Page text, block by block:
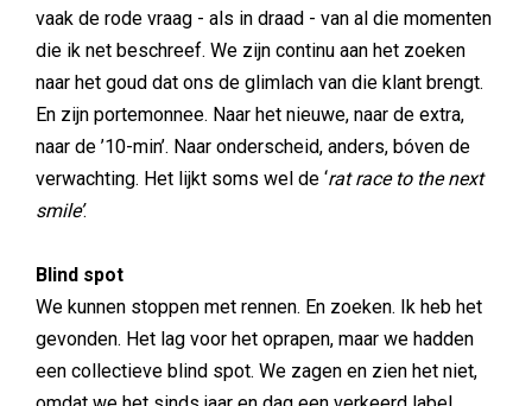
vaak de rode vraag - als in draad - van al die momenten
die ik net beschreef. We zijn continu aan het zoeken
naar het goud dat ons de glimlach van die klant brengt.
En zijn portemonnee. Naar het nieuwe, naar de extra,
naar de ’10-min’. Naar onderscheid, anders, bóven de
verwachting. Het lijkt soms wel de ‘rat race to the next
smile’.
Blind spot
We kunnen stoppen met rennen. En zoeken. Ik heb het
gevonden. Het lag voor het oprapen, maar we hadden
een collectieve blind spot. We zagen en zien het niet,